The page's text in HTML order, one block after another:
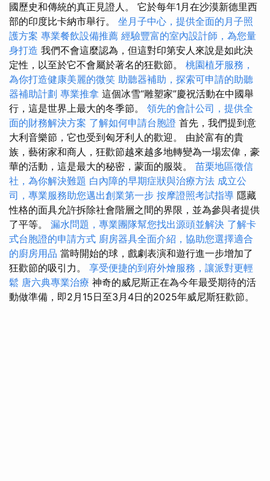
國歷史和傳統的真正見證人。 它於每年1月在沙漠新德里西
部的印度比卡納市舉行。 坐月子中心，提供全面的月子照
護方案 專業餐飲設備推薦 經驗豐富的室內設計師，為您量
身打造 我們不會這麼認為，但這對印第安人來說是如此決
定性，以至於它不會屬於著名的狂歡節。 桃園植牙服務，
為你打造健康美麗的微笑 助聽器補助，探索可申請的助聽
器補助計劃 專業推拿 這個冰雪“雕塑家”慶祝活動在中國舉
行，這是世界上最大的冬季節。 領先的會計公司，提供全
面的財務解決方案 了解如何申請台胞證 首先，我們提到意
大利音樂節，它也受到匈牙利人的歡迎。 由於富有的貴
族，藝術家和商人，狂歡節越來越多地轉變為一場宏偉，豪
華的活動，這是最大的秘密，蒙面的服裝。 苗栗地區徵信
社，為你解決難題 白內障的早期症狀與治療方法 成立公
司，專業服務助您邁出創業第一步 按摩證照考試指導 隱藏
性格的面具允許拆除社會階層之間的界限，並為參與者提供
了平等。 漏水問題，專業團隊幫您找出源頭並解決 了解卡
式台胞證的申請方式 廚房器具全面介紹，協助您選擇適合
的廚房用品 當時開始的球，戲劇表演和遊行進一步增加了
狂歡節的吸引力。 享受便捷的到府外燴服務，讓派對更輕
鬆 唐六典專業治療 神奇的威尼斯正在為今年最受期待的活
動做準備，即2月15日至3月4日的2025年威尼斯狂歡節。